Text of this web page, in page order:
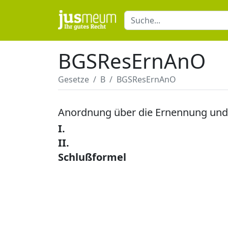
BGSResErnAnO
Gesetze B BGSResErnAnO
Anordnung über die Ernennung
I.
II.
Schlußformel